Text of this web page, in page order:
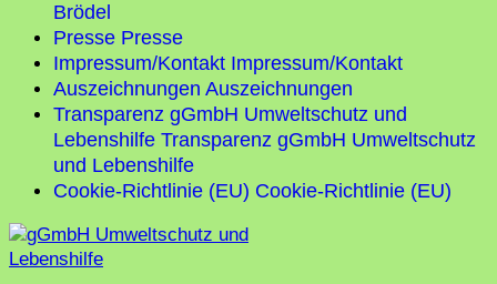
Brödel
Presse Presse
Impressum/Kontakt Impressum/Kontakt
Auszeichnungen Auszeichnungen
Transparenz gGmbH Umweltschutz und
Lebenshilfe Transparenz gGmbH Umweltschutz
und Lebenshilfe
Cookie-Richtlinie (EU) Cookie-Richtlinie (EU)